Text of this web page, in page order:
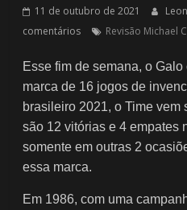
11 de outubro de 2021
comentários
Revisão Michael
Esse fim de semana, o
marca de 16 jogos de
brasileiro 2021, o Time vem
são 12 vitórias e 4 empates
somente em outras 2
essa marca.
Em 1986, com uma